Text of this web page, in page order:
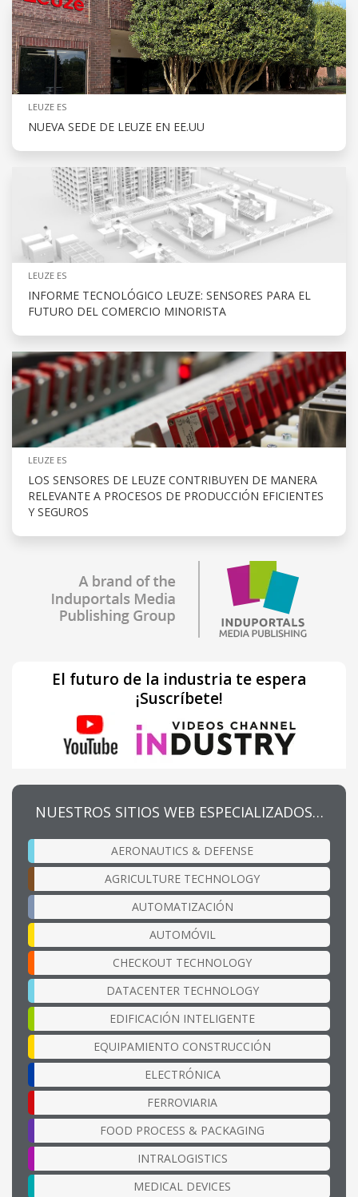
LEUZE ES
NUEVA SEDE DE LEUZE EN EE.UU
LEUZE ES
INFORME TECNOLÓGICO LEUZE: SENSORES PARA EL
FUTURO DEL COMERCIO MINORISTA
LEUZE ES
LOS SENSORES DE LEUZE CONTRIBUYEN DE MANERA
RELEVANTE A PROCESOS DE PRODUCCIÓN EFICIENTES
Y SEGUROS
El futuro de la industria te espera
¡Suscríbete!
NUESTROS SITIOS WEB ESPECIALIZADOS…
AERONAUTICS & DEFENSE
AGRICULTURE TECHNOLOGY
AUTOMATIZACIÓN
AUTOMÓVIL
CHECKOUT TECHNOLOGY
DATACENTER TECHNOLOGY
EDIFICACIÓN INTELIGENTE
EQUIPAMIENTO CONSTRUCCIÓN
ELECTRÓNICA
FERROVIARIA
FOOD PROCESS & PACKAGING
INTRALOGISTICS
MEDICAL DEVICES